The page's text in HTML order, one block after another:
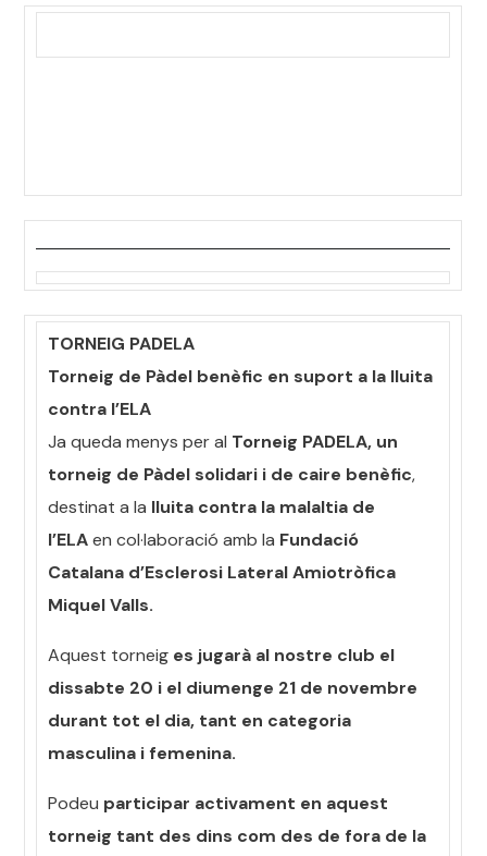
TORNEIG PADELA
Torneig de Pàdel benèfic en suport a la lluita
contra l’ELA
Ja queda menys per al Torneig PADELA, un
torneig de Pàdel solidari i de caire benèfic,
destinat a la lluita contra la malaltia de
l’ELAen col·laboració amb la Fundació
Catalana d’Esclerosi Lateral Amiotròfica
Miquel Valls.
Aquest torneig es jugarà al nostre club el
dissabte 20 i el diumenge 21 de novembre
durant tot el dia, tant en categoria
masculina i femenina.
Podeu participar activament en aquest
torneig tant des dins com des de fora de la